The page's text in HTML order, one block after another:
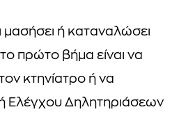
μασήσει ή καταναλώσει
πρώτο βήμα είναι να
κτηνίατρο ή να
Ελέγχου Δηλητηριάσεων